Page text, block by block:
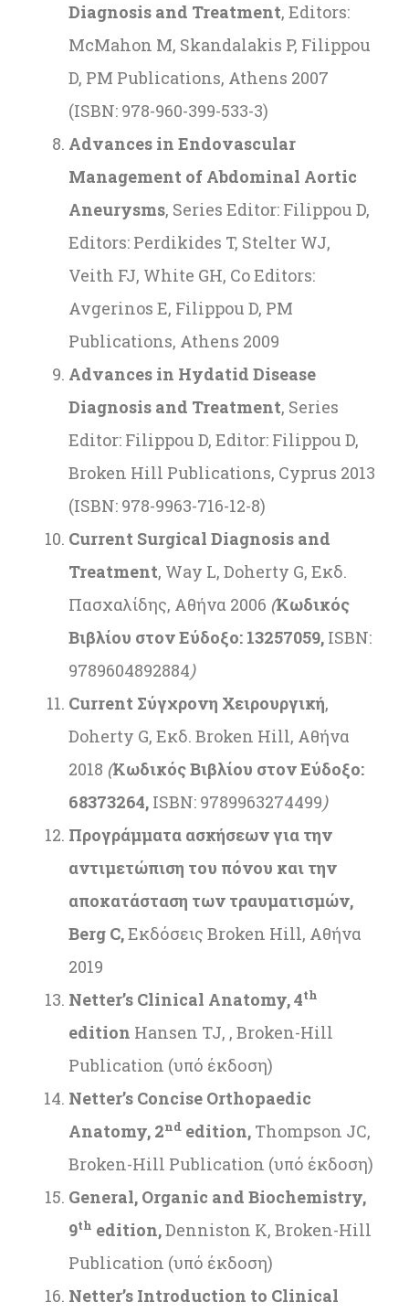
Diagnosis and Treatment, Editors:
McMahon M, Skandalakis P, Filippou
D, PM Publications, Athens 2007
(ISBN: 978-960-399-533-3)
Advances in Endovascular
Management of Abdominal Aortic
Aneurysms, Series Editor: Filippou D,
Editors: Perdikides T, Stelter WJ,
Veith FJ, White GH, Co Editors:
Avgerinos E, Filippou D, PM
Publications, Athens 2009
Advances in Hydatid Disease
Diagnosis and Treatment, Series
Editor: Filippou D, Editor: Filippou D,
Broken Hill Publications, Cyprus 2013
(ISBN: 978-9963-716-12-8)
Current Surgical Diagnosis and
Treatment, Way L, Doherty G, Εκδ.
Πασχαλίδης, Αθήνα 2006 (Κωδικός
Βιβλίου στονΕύδοξο: 13257059, ISBN:
9789604892884)
Current Σύγχρονη Χειρουργική,
Doherty G, Εκδ. Broken Hill, Αθήνα
2018 (Κωδικός Βιβλίου στον Εύδοξο:
68373264, ISBN: 9789963274499)
Προγράμματα ασκήσεων για την
αντιμετώπιση του πόνου και την
αποκατάσταση των τραυματισμών,
Berg C,Εκδόσεις Broken Hill, Αθήνα
2019
Netter’s Clinical Anatomy, 4th
edition Hansen TJ, , Broken-Hill
Publication (υπό έκδοση)
Netter’s Concise Orthopaedic
Anatomy, 2nd edition, Thompson JC,
Broken-Hill Publication (υπό έκδοση)
General, Organic and Biochemistry,
9th edition,Denniston K, Broken-Hill
Publication (υπό έκδοση)
Netter’s Introduction to Clinical